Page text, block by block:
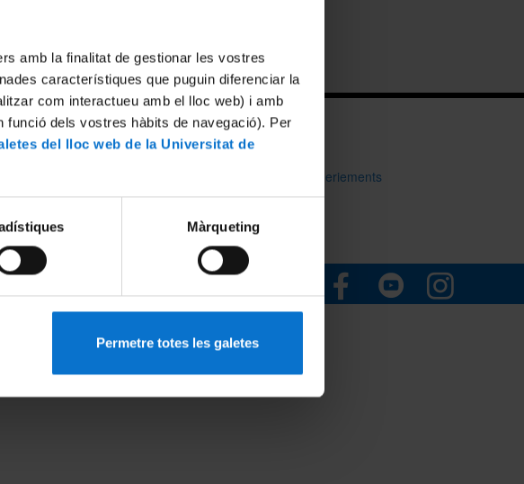
amb la finalitat de gestionar les vostres
característiques que puguin diferenciar la
com interactueu amb el lloc web) i amb
funció dels vostres hàbits de navegació). Per
del lloc web de la Universitat de
Màrqueting
Permetre totes les galetes
402 10 44
Bústia de Suggeriements